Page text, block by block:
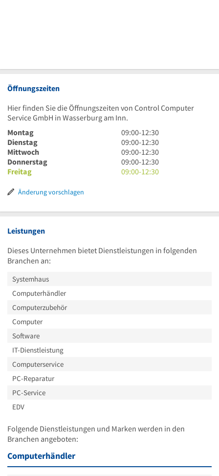
Öffnungszeiten
Hier finden Sie die Öffnungszeiten von Control Computer
Service GmbH in Wasserburg am Inn.
Montag
9
Uhr
bis
12
Uhr
09:00-12:30
Dienstag
9
Uhr
bis
12
09:00-12:30
Mittwoch
9
Uhr
bis
09:00-12:30
Donnerstag
9
Uhr
30
09:00-12:30
Freitag
9
Uhr
09:00-12:30
Änderung vorschlagen
Leistungen
Dieses Unternehmen bietet Dienstleistungen in folgenden
Branchen an:
Systemhaus
Computerhändler
Computerzubehör
Computer
Software
IT-Dienstleistung
Computerservice
PC-Reparatur
PC-Service
EDV
Folgende Dienstleistungen und Marken werden in den
Branchen angeboten:
Computerhändler